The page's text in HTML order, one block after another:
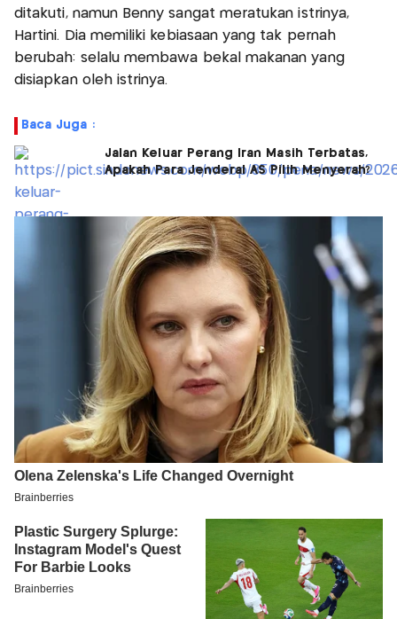
ditakuti, namun Benny sangat meratukan istrinya,
Hartini. Dia memiliki kebiasaan yang tak pernah
berubah: selalu membawa bekal makanan yang
disiapkan oleh istrinya.
Baca Juga :
Jalan Keluar Perang Iran Masih Terbatas,
Apakah Para Jenderal AS Pilih Menyerah?